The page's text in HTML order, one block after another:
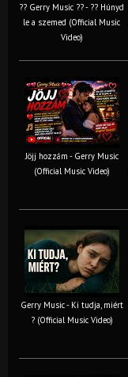
?? Gerry Music ?? - ?? Húnyd
le a szemed (Official Music
Video)
Jöjj hozzám - Gerry Music
(Official Music Video)
Gerry Music - Ki tudja, miért
? (Official Music Video)